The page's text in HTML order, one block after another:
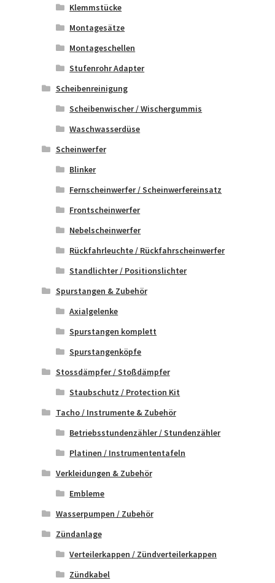
Klemmstücke
Montagesätze
Montageschellen
Stufenrohr Adapter
Scheibenreinigung
Scheibenwischer / Wischergummis
Waschwasserdüse
Scheinwerfer
Blinker
Fernscheinwerfer / Scheinwerfereinsatz
Frontscheinwerfer
Nebelscheinwerfer
Rückfahrleuchte / Rückfahrscheinwerfer
Standlichter / Positionslichter
Spurstangen & Zubehör
Axialgelenke
Spurstangen komplett
Spurstangenköpfe
Stossdämpfer / Stoßdämpfer
Staubschutz / Protection Kit
Tacho / Instrumente & Zubehör
Betriebsstundenzähler / Stundenzähler
Platinen / Instrumententafeln
Verkleidungen & Zubehör
Embleme
Wasserpumpen / Zubehör
Zündanlage
Verteilerkappen / Zündverteilerkappen
Zündkabel